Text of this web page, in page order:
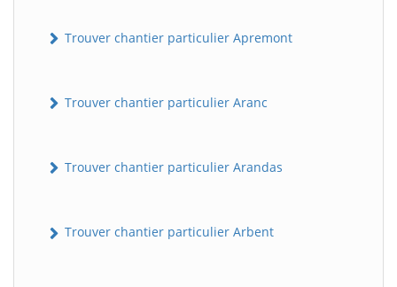
Trouver chantier particulier Apremont
Trouver chantier particulier Aranc
Trouver chantier particulier Arandas
Trouver chantier particulier Arbent